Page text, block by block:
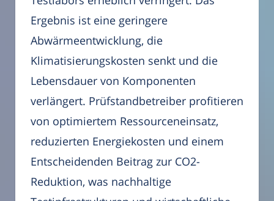
Ergebnis ist eine geringere
Abwärmeentwicklung, die
Klimatisierungskosten senkt und die
Lebensdauer von Komponenten
verlängert. Prüfstandbetreiber profitieren
von optimiertem Ressourceneinsatz,
reduzierten Energiekosten und einem
Entscheidenden Beitrag zur CO2-
Reduktion, was nachhaltige